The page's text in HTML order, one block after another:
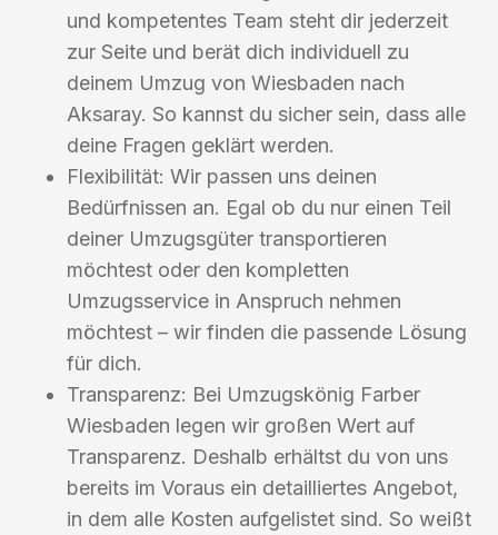
und kompetentes Team steht dir jederzeit
zur Seite und berät dich individuell zu
deinem Umzug von Wiesbaden nach
Aksaray. So kannst du sicher sein, dass alle
deine Fragen geklärt werden.
Flexibilität: Wir passen uns deinen
Bedürfnissen an. Egal ob du nur einen Teil
deiner Umzugsgüter transportieren
möchtest oder den kompletten
Umzugsservice in Anspruch nehmen
möchtest – wir finden die passende Lösung
für dich.
Transparenz: Bei Umzugskönig Farber
Wiesbaden legen wir großen Wert auf
Transparenz. Deshalb erhältst du von uns
bereits im Voraus ein detailliertes Angebot,
in dem alle Kosten aufgelistet sind. So weißt